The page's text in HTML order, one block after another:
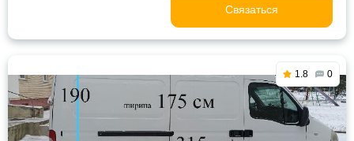
Связаться
1.8 0